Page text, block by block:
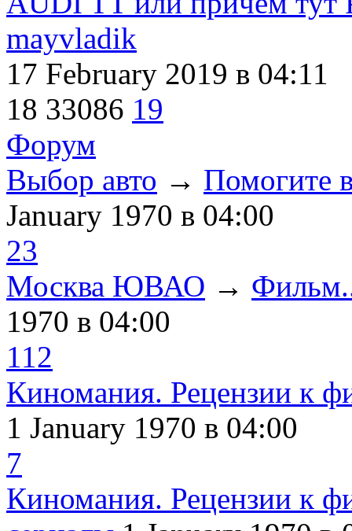
mayvladik
17 February 2019 в 04:11
18 33086 19
Форум
Выбор авто → Помогите
January 1970 в 04:00
23
Москва ЮВАО →
1970 в 04:00
112
Киномания. Рецензии к
1 January 1970 в 04:00
7
Киномания. Рецензии к